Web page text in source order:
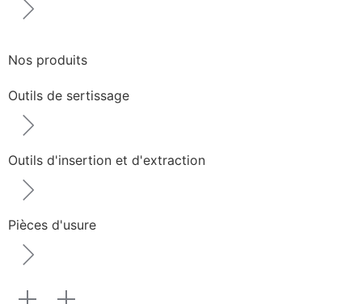
Nos produits
Outils de sertissage
Outils d'insertion et d'extraction
Pièces d'usure